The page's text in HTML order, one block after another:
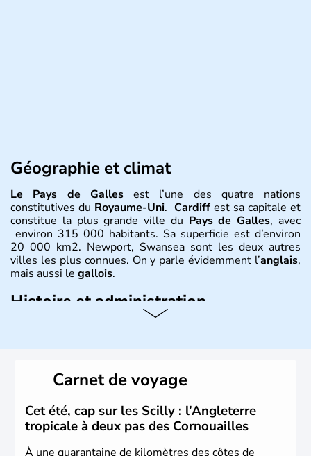
Géographie et climat
Le Pays de Gallesest l’une des quatre nations
constitutives du Royaume-Uni. Cardiff est sa capitale et
constitue la plus grande ville du Pays de Galles, avec
environ 315 000 habitants. Sa superficie est d’environ
20 000 km2. Newport, Swansea sont les deux autres
villes les plus connues. On y parle évidemment l’anglais,
mais aussi le gallois.
Histoire et administration
Jones, Roger Glover sont quelques-unes des célébrités
Pays de Galles
de la musique. Ken Follet et Catherine Zeta-Jones en
littérature et au cinéma portent haut les couleurs de ce
pays.
Carnet de voyage
Cet été, cap sur les Scilly : l’Angleterre
tropicale à deux pas des Cornouailles
À une quarantaine de kilomètres des côtes de